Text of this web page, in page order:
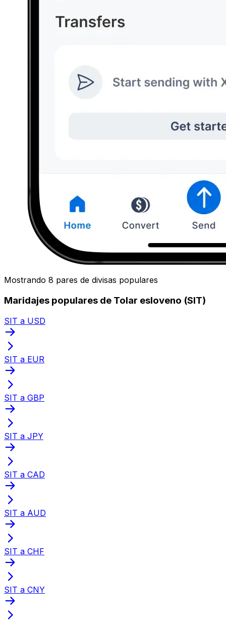
Mostrando 8 pares de divisas populares
Maridajes populares de Tolar esloveno (SIT)
SIT a USD
SIT a EUR
SIT a GBP
SIT a JPY
SIT a CAD
SIT a AUD
SIT a CHF
SIT a CNY